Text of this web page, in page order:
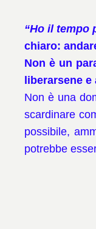
“Ho il tempo
chiaro:
Non è un
liberarsene
Non è una
scardinare
possibile,
potrebbe